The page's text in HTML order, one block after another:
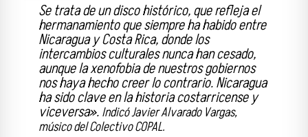
Se trata de un disco histórico, que refleja el
hermanamiento que siempre ha habido entre
Nicaragua y Costa Rica, donde los
intercambios culturales nunca han cesado,
aunque la xenofobia de nuestros gobiernos
nos haya hecho creer lo contrario. Nicaragua
ha sido clave en la historia costarricense y
viceversa». Indicó Javier Alvarado Vargas,
músico del Colectivo COPAL.